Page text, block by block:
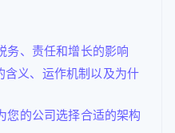
务、责任和增长的影响
含义、运作机制以及为什
您的公司选择合适的架构